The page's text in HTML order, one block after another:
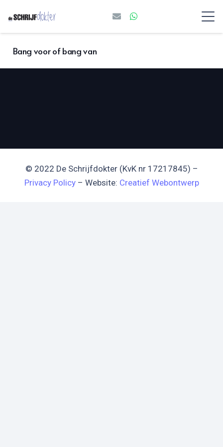
Bang voor of bang van
© 2022 De Schrijfdokter (KvK nr 17217845) –
Privacy Policy– Website: Creatief Webontwerp